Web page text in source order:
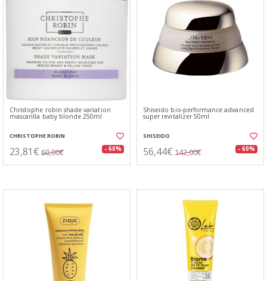
Christophe robin shade variation
mascarilla baby blonde 250ml
CHRISTOPHE ROBIN
23,81€ 60,00€ - 60%
Shiseido bio-performance advanced
super revitalizer 50ml
SHISEIDO
56,44€ 142,00€ - 60%